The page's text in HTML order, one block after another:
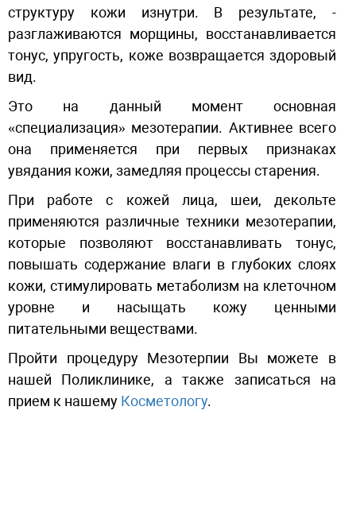
структуру кожи изнутри. В результате, -
разглаживаются морщины, восстанавливается
тонус, упругость, коже возвращается здоровый
вид.
Это на данный момент основная
«специализация» мезотерапии. Активнее всего
она применяется при первых признаках
увядания кожи, замедляя процессы старения.
При работе с кожей лица, шеи, декольте
применяются различные техники мезотерапии,
которые позволяют восстанавливать тонус,
повышать содержание влаги в глубоких слоях
кожи, стимулировать метаболизм на клеточном
уровне и насыщать кожу ценными
питательными веществами.
Пройти процедуру Мезотерпии Вы можете в
нашей Поликлинике, а также записаться на
прием к нашему Косметологу.